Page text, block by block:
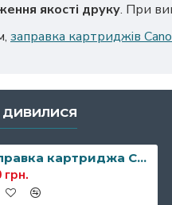
якості друку. При
заправка картриджів
Заправка картриджа Canon C-EXV5
грн.